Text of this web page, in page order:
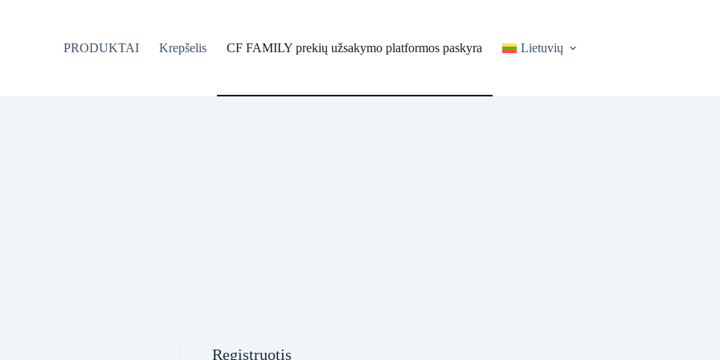
PRODUKTAI
Krepšelis CF FAMILY prekių užsakymo platformos paskyra Lietuvių
Registruotis